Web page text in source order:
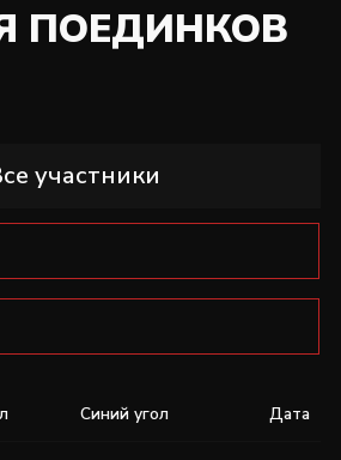
ПОЕДИНКОВ
участники
Синий угол Дата